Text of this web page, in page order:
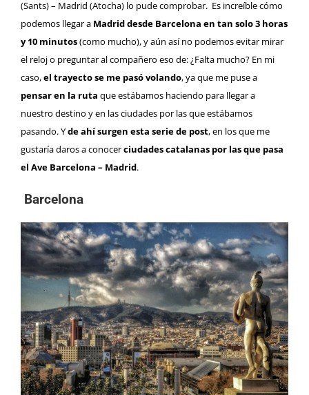
(Sants) – Madrid (Atocha) lo pude comprobar. Es increíble cómo
podemos llegar a Madrid desde Barcelona en tan solo 3 horas
y 10 minutos(como mucho), y aún así no podemos evitar mirar
el reloj o preguntar al compañero eso de: ¿Falta mucho? En mi
caso,el trayecto se me pasó volando, ya que me puse a
pensar en la ruta que estábamos haciendo para llegar a
nuestro destino y en las ciudades por las que estábamos
pasando. Yde ahí surgen esta serie de post, en los que me
gustaría daros a conocerciudades catalanas por las que pasa
el Ave Barcelona – Madrid.
Barcelona